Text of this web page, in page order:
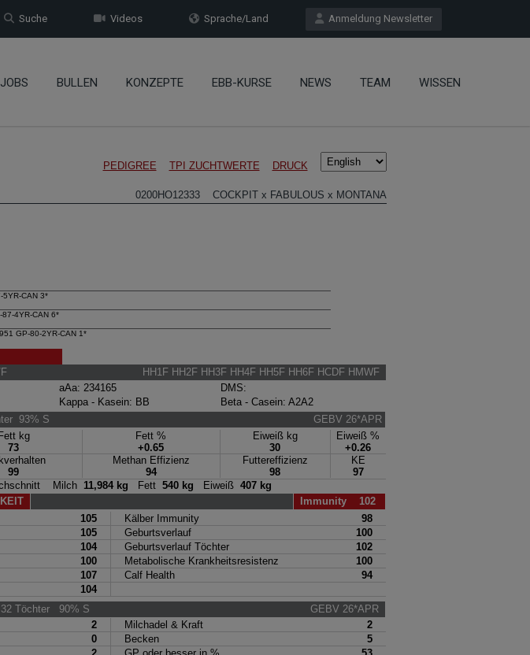
Anmeldung Newsletter
Sprache/Land
Videos
Suche
JOBS BULLEN KONZEPTE EBB-KURSE NEWS TEAM WISSEN